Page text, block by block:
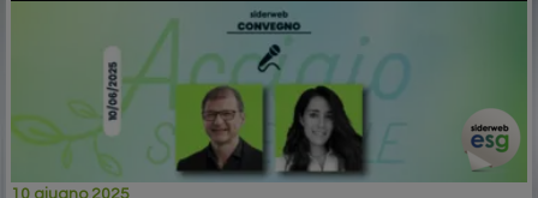
10 giugno 2025